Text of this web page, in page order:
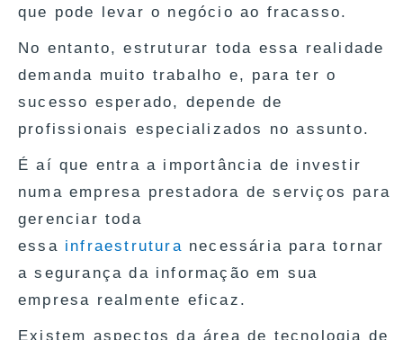
que pode levar o negócio ao fracasso.
No entanto, estruturar toda essa realidade
demanda muito trabalho e, para ter o
sucesso esperado, depende de
profissionais especializados no assunto.
É aí que entra a importância de investir
numa empresa prestadora de serviços para
gerenciar toda
essa infraestrutura necessária para tornar
a segurança da informação em sua
empresa realmente eficaz.
Existem aspectos da área de tecnologia de